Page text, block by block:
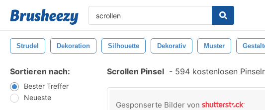
Strudel Dekoration Silhouette Dekorativ Muster
Sortieren nach:
Bester Treffer
Neueste
Scrollen Pinsel - 594 kostenlosen
Gesponserte Bilder von